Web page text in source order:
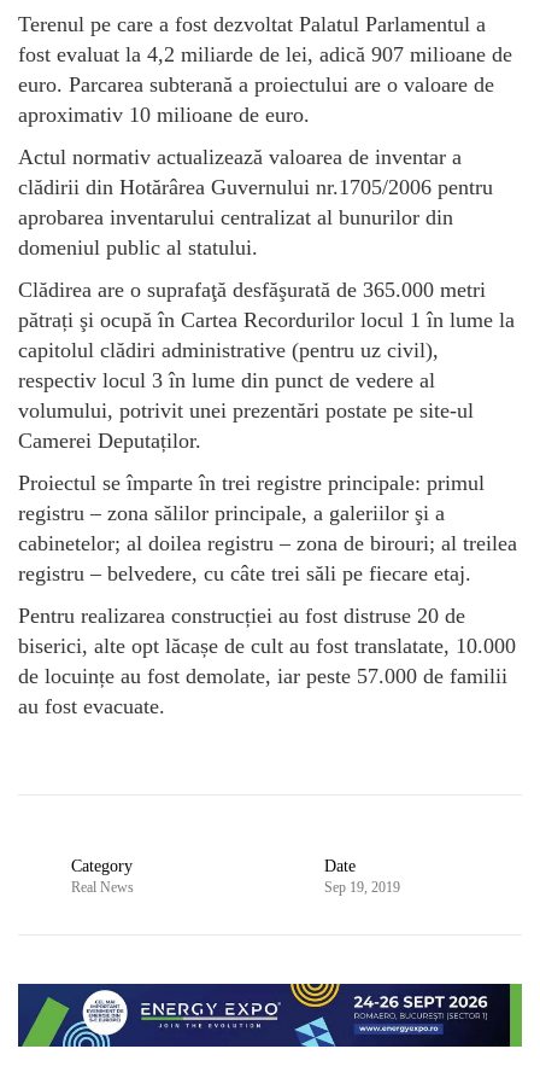
Terenul pe care a fost dezvoltat Palatul Parlamentul a
fost evaluat la 4,2 miliarde de lei, adică 907 milioane de
euro. Parcarea subterană a proiectului are o valoare de
aproximativ 10 milioane de euro.
Actul normativ actualizează valoarea de inventar a
clădirii din Hotărârea Guvernului nr.1705/2006 pentru
aprobarea inventarului centralizat al bunurilor din
domeniul public al statului.
Clădirea are o suprafaţă desfăşurată de 365.000 metri
pătrați şi ocupă în Cartea Recordurilor locul 1 în lume la
capitolul clădiri administrative (pentru uz civil),
respectiv locul 3 în lume din punct de vedere al
volumului, potrivit unei prezentări postate pe site-ul
Camerei Deputaților.
Proiectul se împarte în trei registre principale: primul
registru – zona sălilor principale, a galeriilor şi a
cabinetelor; al doilea registru – zona de birouri; al treilea
registru – belvedere, cu câte trei săli pe fiecare etaj.
Pentru realizarea construcției au fost distruse 20 de
biserici, alte opt lăcașe de cult au fost translatate, 10.000
de locuințe au fost demolate, iar peste 57.000 de familii
au fost evacuate.
Category
Real News
Date
Sep 19, 2019